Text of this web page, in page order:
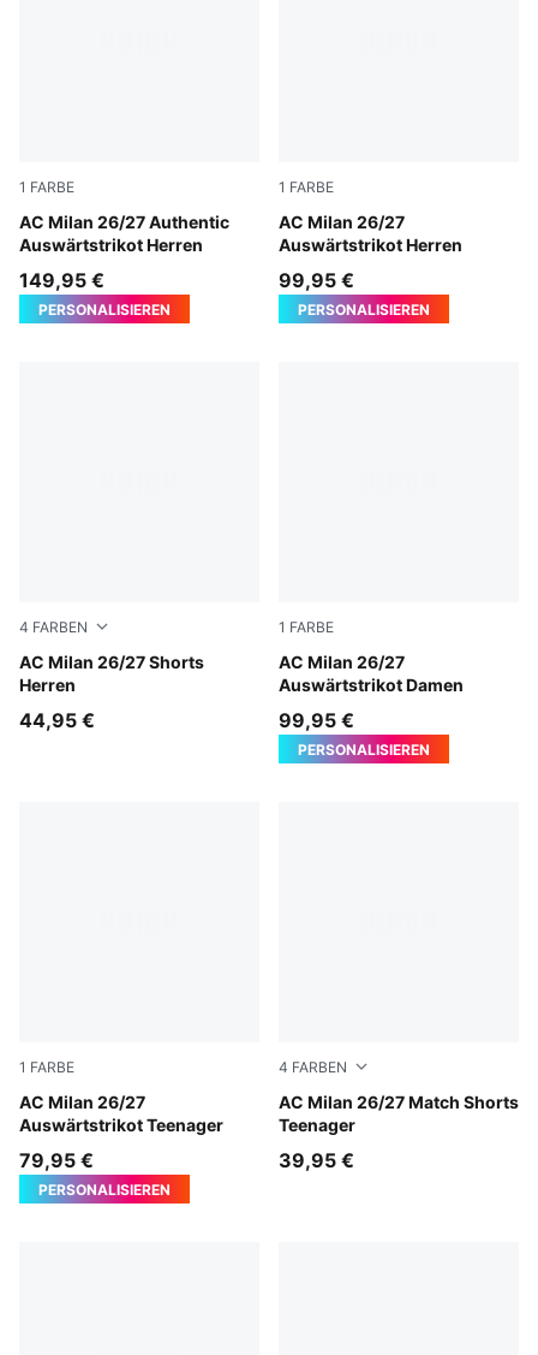
1 FARBE
AC Milan 26/27 Authentic
Auswärtstrikot Herren
PUMA White-Victory Gold
149,95 €
PERSONALISIEREN
1 FARBE
AC Milan 26/27
Auswärtstrikot Herren
PUMA White-Victory Gold
99,95 €
PERSONALISIEREN
4 FARBEN
AC Milan 26/27 Shorts
Herren
PUMA White-Victory Gold
44,95 €
1 FARBE
AC Milan 26/27
Auswärtstrikot Damen
PUMA White-Victory Gold
99,95 €
PERSONALISIEREN
1 FARBE
AC Milan 26/27
Auswärtstrikot Teenager
PUMA White-Victory Gold
79,95 €
PERSONALISIEREN
4 FARBEN
AC Milan 26/27 Match Shorts
Teenager
PUMA White-Victory Gold
39,95 €